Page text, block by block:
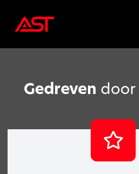
Gedreven door